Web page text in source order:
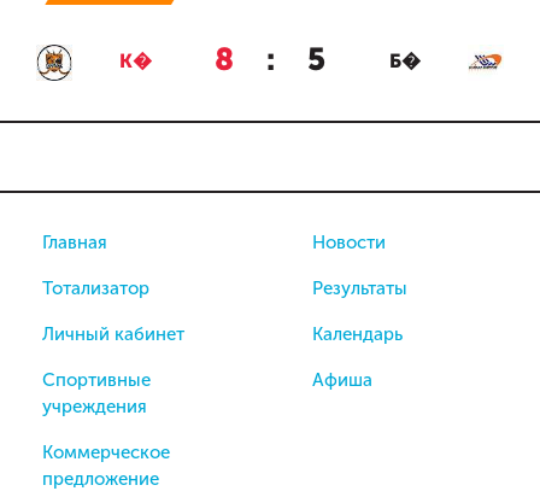
К� 8 : 5 Б�
Главная
Тотализатор
Личный кабинет
Спортивные
учреждения
Коммерческое
предложение
Новости
Результаты
Календарь
Афиша